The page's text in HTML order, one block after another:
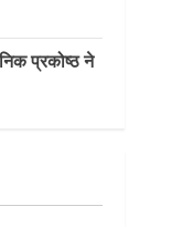
प्रकोष्ठ ने